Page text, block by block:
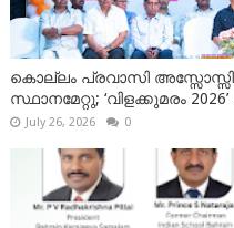
കൊല്ലം പ്രവാസി
സ്ഥാനമേറ്റു; ‘വിളക്കുമരം
July 26, 2026 0